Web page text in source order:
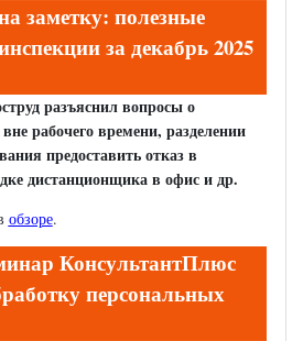
заметку: полезные
за декабрь 2025
разъяснил вопросы о
рабочего времени, разделении
предоставить отказ в
дистанционщика в офис и др.
обзоре.
КонсультантПлюс
персональных